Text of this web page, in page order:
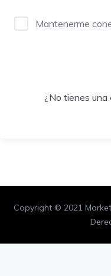
Mantenerme
¿No tienes una
Copyright © 2021